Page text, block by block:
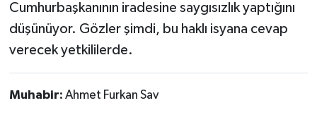
Cumhurbaşkanının iradesine saygısızlık yaptığını
düşünüyor. Gözler şimdi, bu haklı isyana cevap
verecek yetkililerde.
Muhabir: Ahmet Furkan Sav